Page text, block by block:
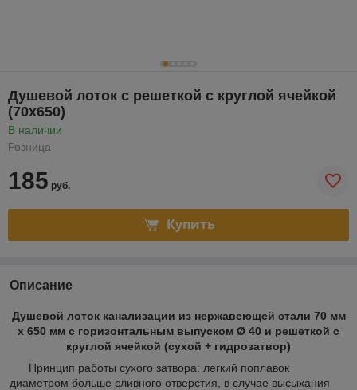
Душевой лоток с решеткой с круглой ячейкой
(70х650)
В наличии
Розница
185 руб.
Купить
Описание
Душевой лоток канализации из нержавеющей стали 70 мм
х 650 мм с горизонтальным выпуском Ø 40 и решеткой с
круглой ячейкой (сухой + гидрозатвор)
Принцип работы сухого затвора: легкий поплавок
диаметром больше сливного отверстия, в случае высыхания